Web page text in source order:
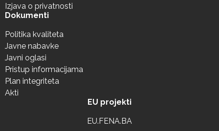
Izjava o privatnosti
Dokumenti
Politika kvaliteta
Javne nabavke
Javni oglasi
Pristup informacijama
Plan integriteta
Akti
EU projekti
EU.FENA.BA